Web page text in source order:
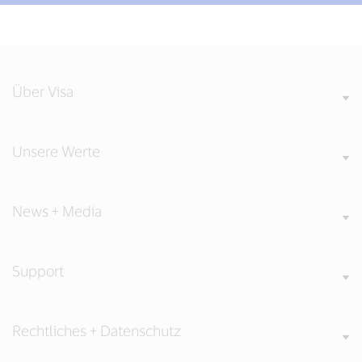
Über Visa
Unsere Werte
News + Media
Support
Rechtliches + Datenschutz